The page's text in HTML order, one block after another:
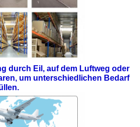
durch Eil, auf dem Luftweg oder
um unterschiedlichen Bedarf